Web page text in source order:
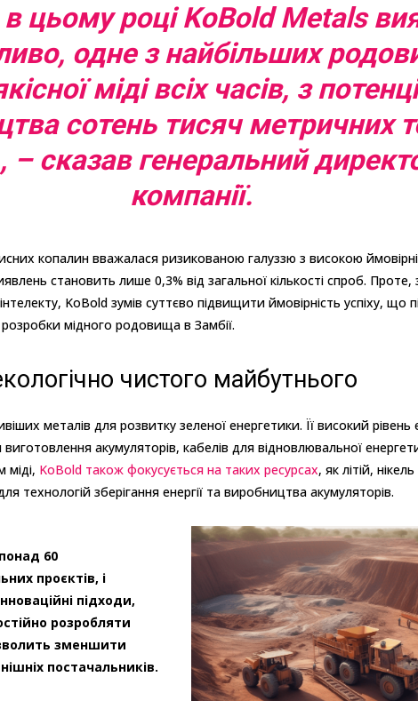
в цьому році KoBold Metals
одне з найбільших
міді всіх часів, з
сотень тисяч метричних
, – сказав генеральний
компанії.
копалин вважалася ризикованою галуззю з високою
становить лише 0,3% від загальної кількості спроб. Проте,
KoBold зумів суттєво підвищити ймовірність успіху, що
мідного родовища в Замбії.
чистого майбутнього
металів для розвитку зеленої енергетики. Її високий рівень
акумуляторів, кабелів для відновлювальної
міді, KoBold також фокусується на таких ресурсах, як літій,
технологій зберігання енергії та виробництва акумуляторів.
60
проєктів, і
підходи,
розробляти
зменшити
постачальників.